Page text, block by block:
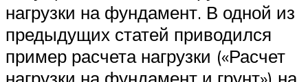
нагрузки на фундамент. В одной из
предыдущих статей приводился
пример расчета нагрузки («Расчет